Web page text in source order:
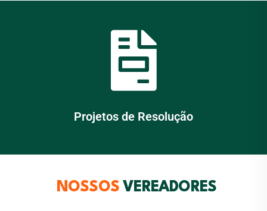
Projetos de Resolução
NOSSOS VEREADORES